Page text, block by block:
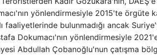
yönlendirmesiyle 2015'te örgüte
bulunmadığı ancak
Dokumacı'nın yönlendirmesiyle
Abdullah Çobanoğlu'nun çatışma